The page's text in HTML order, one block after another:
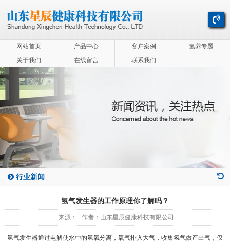
网站首页 产品中心 客户案例
氢养专题
关于我们
在线留言 联系我们
行业新闻
氢气发生器的工作原理你了解吗？
来源： 作者：山东星辰健康科技有限公司
氢气发生器通过电解使水中的氢氧分离，氧气排入大气，收集氢气做产出气，仅